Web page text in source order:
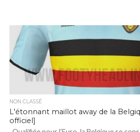
NON CLASSÉ
L'étonnant maillot away de la
officiel]